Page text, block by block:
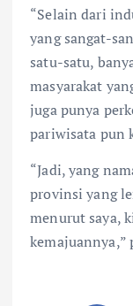
“Selain dari
yang sangat-
satu-satu,
masyarakat
juga punya
pariwisata pun
“Jadi, yang
provinsi yang
menurut saya,
kemajuannya,”